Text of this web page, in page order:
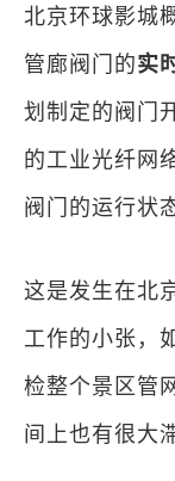
北京环球影城
管廊阀门的实
划制定的阀门
的工业光纤网
阀门的运行状
这是发生在北
工作的小张，
检整个景区管
间上也有很大